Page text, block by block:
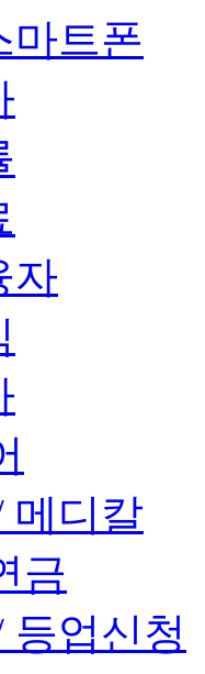
마트폰
자
메디칼
금
등업신청